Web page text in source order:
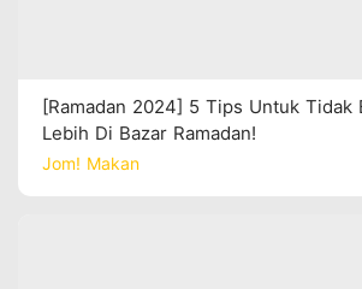
Jom! Makan
[Ramadan 2024] 5 Tips Untuk Tidak
Lebih Di Bazar Ramadan!